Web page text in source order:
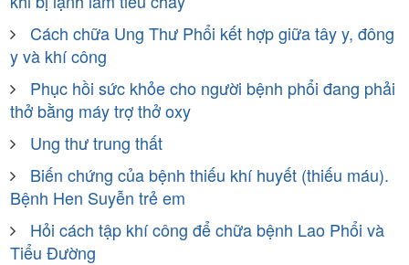
Cách chữa Ung Thư Phổi kết hợp giữa tây y, đông
y và khí công
Phục hồi sức khỏe cho người bệnh phổi đang phải
thở bằng máy trợ thở oxy
Ung thư trung thất
Biến chứng của bệnh thiếu khí huyết (thiếu máu).
Bệnh Hen Suyễn trẻ em
Hỏi cách tập khí công để chữa bệnh Lao Phổi và
Tiểu Đường